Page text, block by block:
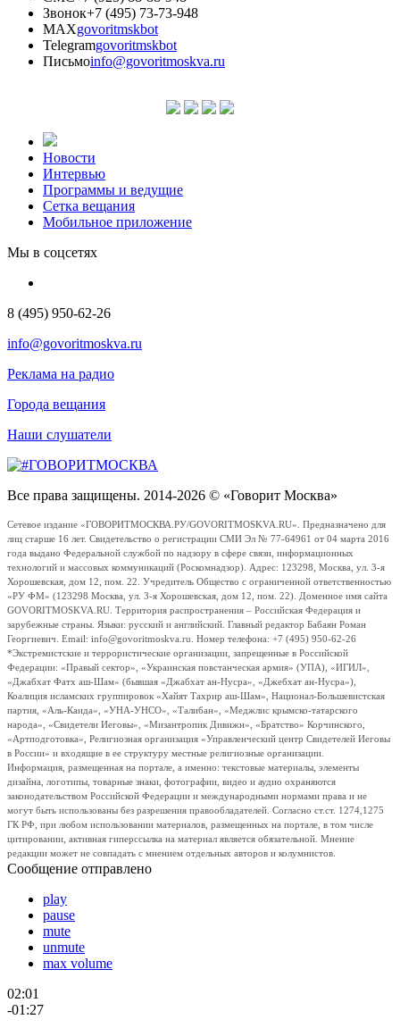
Звонок+7 (495) 73-73-948
MAXgovoritmskbot
Telegramgovoritmskbot
Письмоinfo@govoritmoskva.ru
Новости
Интервью
Программы и ведущие
Сетка вещания
Мобильное приложение
Мы в соцсетях
8 (495) 950-62-26
info@govoritmoskva.ru
Реклама на радио
Города вещания
Наши слушатели
Все права защищены. 2014-2026 © «Говорит Москва»
Сетевое издание «ГОВОРИТМОСКВА.РУ/GOVORITMOSKVA.RU». Предназначено для
лиц старше 16 лет. Свидетельство о регистрации СМИ Эл № 77-64961 от 04 марта 2016
года выдано Федеральной службой по надзору в сфере связи, информационных
технологий и массовых коммуникаций (Роскомнадзор). Адрес: 123298, Москва, ул. 3-я
Хорошевская, дом 12, пом. 22. Учредитель Общество с ограниченной ответственностью
«РУ ФМ» (123298 Москва, ул. 3-я Хорошевская, дом 12, пом. 22). Доменное имя сайта
GOVORITMOSKVA.RU. Территория распространения – Российская Федерация и
зарубежные страны. Языки: русский и английский. Главный редактор Бабаян Роман
Георгиевич. Email: info@govoritmoskva.ru. Номер телефона: +7 (495) 950-62-26
*Экстремистские и террористические организации, запрещенные в Российской
Федерации: «Правый сектор», «Украинская повстанческая армия» (УПА), «ИГИЛ»,
«Джабхат Фатх аш-Шам» (бывшая «Джабхат ан-Нусра», «Джебхат ан-Нусра»),
Коалиция исламских группировок «Хайят Тахрир аш-Шам», Национал-Большевистская
партия, «Аль-Каида», «УНА-УНСО», «Талибан», «Меджлис крымско-татарского
народа», «Свидетели Иеговы», «Мизантропик Дивижн», «Братство» Корчинского,
«Артподготовка», Религиозная организация «Управленческий центр Свидетелей Иеговы
в России» и входящие в ее структуру местные религиозные организации.
Информация, размещенная на портале, а именно: текстовые материалы, элементы
дизайна, логотипы, товарные знаки, фотографии, видео и аудио охраняются
законодательством Российской Федерации и международными нормами права и не
могут быть использованы без разрешения правообладателей. Согласно ст.ст. 1274,1275
ГК РФ, при любом использовании материалов, размещенных на портале, в том числе
цитировании, активная гиперссылка на материал является обязательной. Мнение
редакции может не совпадать с мнением отдельных авторов и колумнистов.
Сообщение отправлено
play
pause
mute
unmute
max volume
02:01
-01:27